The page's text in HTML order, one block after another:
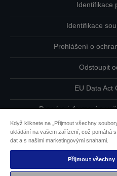
Identifikace
Identifikace
Prohlášení o
Odstoupit
EU Data Act
Pro více informací o
Informace o
Závazek usnadnění
Když kliknete na „Přijmout všechny
ukládání na vašem zařízení, což pomáhá
dat a s našimi marketingovými snahami.
Přijmout